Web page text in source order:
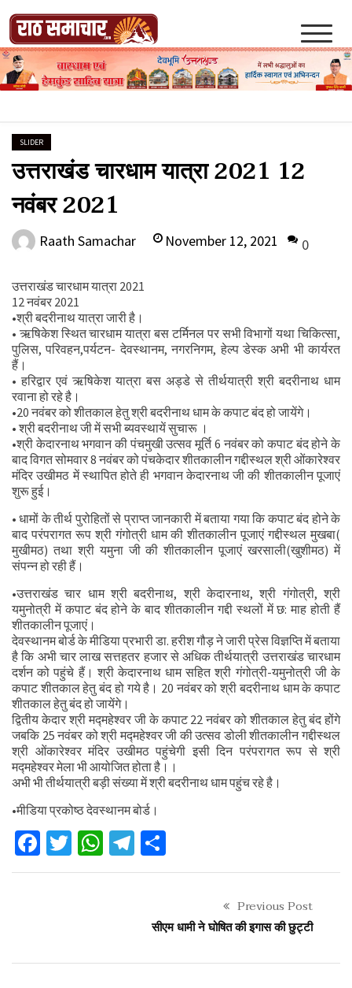
content
Raath Samachar
SLIDER
उत्तराखंड चारधाम यात्रा 2021 12
नवंबर 2021
Raath Samachar November 12, 2021 0
उत्तराखंड चारधाम यात्रा 2021
12 नवंबर 2021
•श्री बदरीनाथ यात्रा जारी है।
• ऋषिकेश स्थित चारधाम यात्रा बस टर्मिनल पर सभी विभागों यथा चिकित्सा,
पुलिस, परिवहन,पर्यटन‌- देवस्थानम, नगरनिगम, हेल्प डेस्क अभी भी कार्यरत
हैं।
• हरिद्वार एवं ऋषिकेश यात्रा बस अड्डे से तीर्थयात्री श्री बदरीनाथ धाम
रवाना हो रहे है।
•20 नवंबर को शीतकाल हेतु श्री बदरीनाथ धाम के कपाट बंद हो जायेंगे।
• श्री बदरीनाथ जी में सभी ब्यवस्थायें सुचारू ।
•श्री केदारनाथ भगवान की पंचमुखी उत्सव मूर्ति 6 नवंबर को कपाट बंद होने के
बाद विगत सोमवार 8 नवंबर को पंचकेदार शीतकालीन गद्दीस्थल श्री ओंकारेश्वर
मंदिर उखीमठ में स्थापित होते ही भगवान केदारनाथ जी की शीतकालीन पूजाएं
शुरू हुई।
• धामों के तीर्थ पुरोहितों से प्राप्त जानकारी में बताया गया कि कपाट बंद होने के
बाद परंपरागत रूप श्री गंगोत्री धाम की शीतकालीन पूजाएं गद्दीस्थल मुखबा(
मुखीमठ) तथा श्री यमुना जी की शीतकालीन पूजाएं खरसाली(खुशीमठ) में
संपन्न हो रही हैं।
•उत्तराखंड चार धाम श्री बदरीनाथ, श्री केदारनाथ, श्री गंगोत्री, श्री
यमुनोत्री में कपाट बंद होने के बाद शीतकालीन गद्दी स्थलों में छ: माह होती हैं
शीतकालीन पूजाएं।
देवस्थानम बोर्ड के मीडिया प्रभारी डा. हरीश गौड़ ने जारी प्रेस विज्ञप्ति में बताया
है कि अभी चार लाख सत्तहतर‌ हजार से अधिक तीर्थयात्री उत्तराखंड चारधाम
दर्शन को पहुंचे हैं। श्री केदारनाथ धाम सहित श्री गंगोत्री-यमुनोत्री जी के
कपाट शीतकाल हेतु बंद हो गये है। 20 नवंबर को श्री बदरीनाथ धाम के कपाट
शीतकाल हेतु बंद हो जायेंगे।
द्वितीय केदार श्री मद्महेश्वर जी के कपाट 22 नवंबर को शीतकाल हेतु बंद होंगे
जबकि 25 नवंबर को श्री मद्महेश्वर जी की उत्सव डोली शीतकालीन गद्दीस्थल
श्री ओंकारेश्वर मंदिर उखीमठ पहुंचेगी इसी दिन परंपरागत रूप से श्री
मद्महेश्वर मेला भी आयोजित होता है।।
अभी भी तीर्थयात्री बड़ी संख्या में श्री बदरीनाथ धाम पहुंच रहे है।
•मीडिया प्रकोष्ठ देवस्थानम बोर्ड।
Facebook
Twitter
WhatsApp
Telegram
Previous Post
सीएम धामी ने घोषित की इगास की छुट्टी